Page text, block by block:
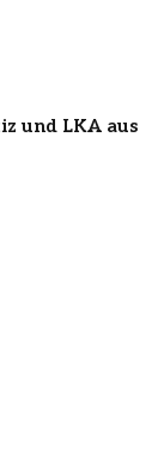
und LKA aus